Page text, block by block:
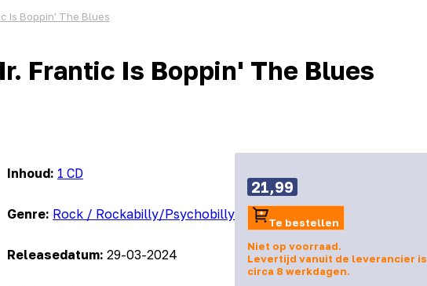
Is Boppin' The Blues
Frantic Is Boppin' The Blues
Inhoud: 1 CD
Genre: Rock / Rockabilly/Psychobilly
Releasedatum: 29-03-2024
21,99
Te bestellen
Niet op voorraad.
Levertijd vanuit de leverancier is
circa 8 werkdagen.